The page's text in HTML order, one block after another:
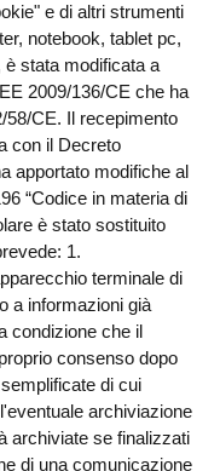
e di altri strumenti
notebook, tablet pc,
stata modificata a
2009/136/CE che ha
58/CE. Il recepimento
con il Decreto
apportato modifiche al
“Codice in materia di
è stato sostituito
1.
terminale di
a informazioni già
condizione che il
consenso dopo
di cui
archiviazione
archiviate se finalizzati
di una comunicazione